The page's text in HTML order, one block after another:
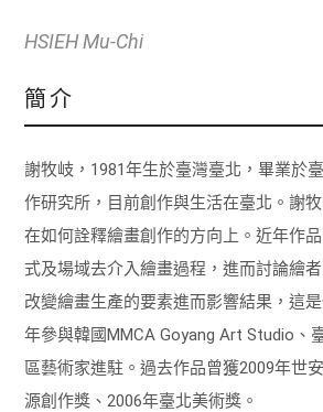
HSIEH Mu-Chi
簡介
謝牧岐，1981年生於臺灣臺北，畢業於
作研究所，目前創作與生活在臺北。謝
在如何詮釋繪畫創作的方向上。近年作
式及場域去介入繪畫過程，進而討論繪
改變繪畫生產的要素進而影響結果，這
年參與韓國MMCA Goyang Art Studio、
區藝術家進駐。過去作品曾獲2009年世
源創作獎、2006年臺北美術獎。